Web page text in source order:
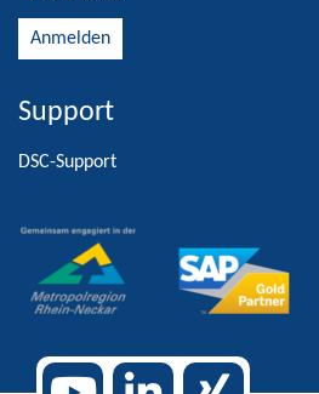
Alternative:
Support
DSC-Support